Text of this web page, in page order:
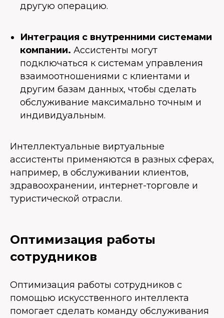
другую операцию.
Интеграция с внутренними системами
компании. Ассистенты могут
подключаться к системам управления
взаимоотношениями с клиентами и
другим базам данных, чтобы сделать
обслуживание максимально точным и
индивидуальным.
Интеллектуальные виртуальные
ассистенты применяются в разных сферах,
например, в обслуживании клиентов,
здравоохранении, интернет-торговле и
туристической отрасли.
Оптимизация работы
сотрудников
Оптимизация работы сотрудников с
помощью искусственного интеллекта
помогает сделать команду обслуживания